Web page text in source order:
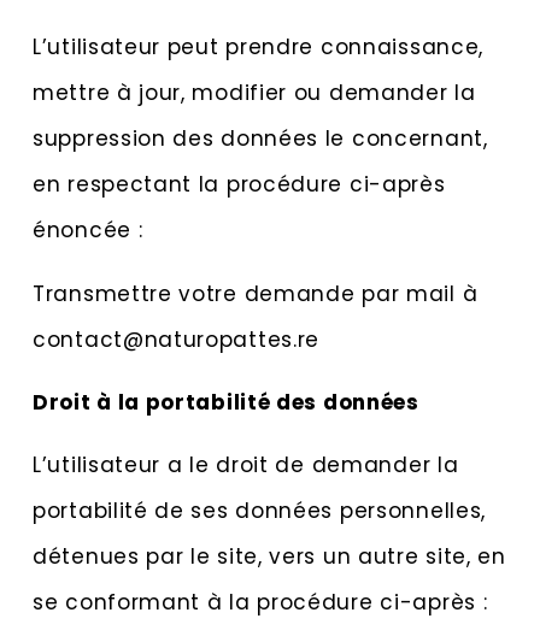
L’utilisateur peut prendre connaissance,
mettre à jour, modifier ou demander la
suppression des données le concernant,
en respectant la procédure ci-après
énoncée :
Transmettre votre demande par mail à
contact@naturopattes.re
Droit à la portabilité des données
L’utilisateur a le droit de demander la
portabilité de ses données personnelles,
détenues par le site, vers un autre site, en
se conformant à la procédure ci-après :